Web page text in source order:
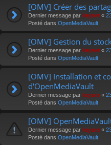
[OMV] Créer des
Dernier message par keyser «
Posté dans OpenMediaVault
[OMV] Gestion du
Dernier message par keyser «
Posté dans OpenMediaVault
[OMV] Installation et
d'OpenMediaVault
Dernier message par keyser «
Posté dans OpenMediaVault
[OMV]
Dernier message par keyser «
Posté dans OpenMediaVault